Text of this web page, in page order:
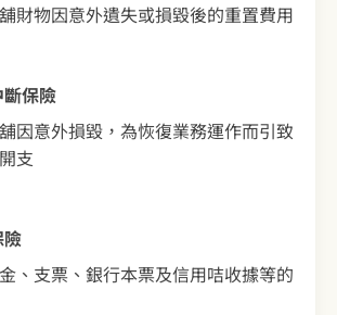
財物因意外遺失或損毀後的重置費用
保險
因意外損毀，為恢復業務運作而引致
支
、支票、銀行本票及信用咭收據等的